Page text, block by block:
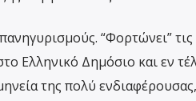
“Φορτώνει”
Ελληνικό Δημόσιο και εν
της πολύ